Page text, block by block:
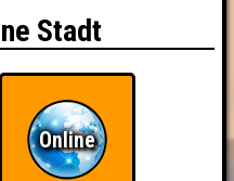
Stadt
Online